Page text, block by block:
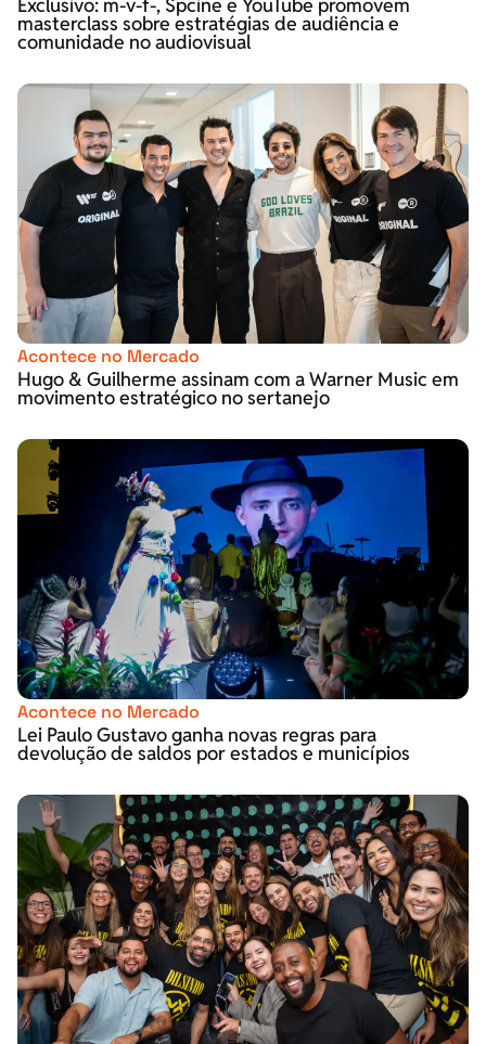
Exclusivo: m-v-f-, Spcine e YouTube promovem
masterclass sobre estratégias de audiência e
comunidade no audiovisual
Acontece no Mercado
Hugo & Guilherme assinam com a Warner Music em
movimento estratégico no sertanejo
Acontece no Mercado
Lei Paulo Gustavo ganha novas regras para
devolução de saldos por estados e municípios